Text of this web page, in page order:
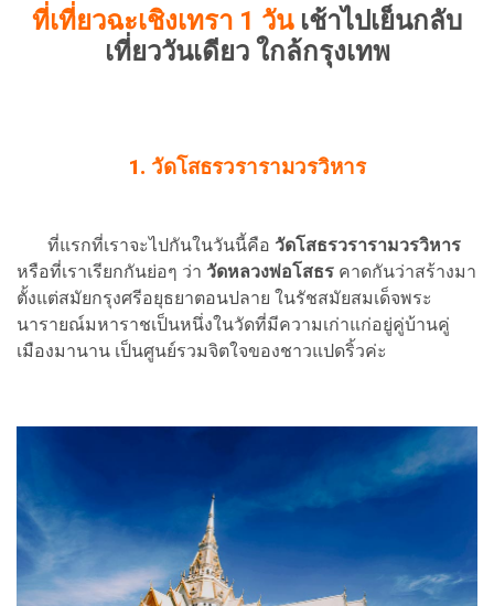
ที่เที่ยวฉะเชิงเทรา 1 วันเช้าไปเย็นกลับ
เที่ยววันเดียว ใกล้กรุงเทพ
1. วัดโสธรวรารามวรวิหาร
ที่แรกที่เราจะไปกันในวันนี้คือ วัดโสธรวรารามวรวิหาร
หรือที่เราเรียกกันย่อๆ ว่า วัดหลวงพ่อโสธร คาดกันว่าสร้างมา
ตั้งแต่สมัยกรุงศรีอยุธยาตอนปลาย ในรัชสมัยสมเด็จพระ
นารายณ์มหาราชเป็นหนึ่งในวัดที่มีความเก่าแก่อยู่คู่บ้านคู่
เมืองมานาน เป็นศูนย์รวมจิตใจของชาวแปดริ้วค่ะ